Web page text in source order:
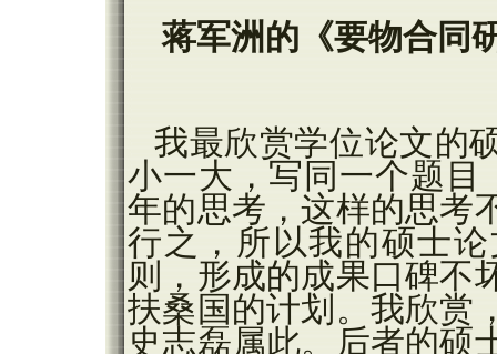
蒋军洲的《要物合
我最欣赏学位论文的
小一大，写同一个题目
年的思考，这样的思考
行之，所以我的硕士
则，形成的成果口碑不
扶桑国的计划。我欣赏
史志磊属此。后者的硕